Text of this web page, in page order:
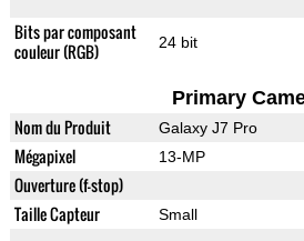
Bits par composant
couleur (RGB)
24 bit
Primary
Nom du Produit Galaxy J7 Pro
Mégapixel 13-MP
Ouverture (f-stop)
Taille Capteur Small